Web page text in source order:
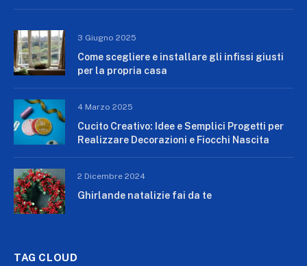
3 Giugno 2025
Come scegliere e installare gli infissi giusti
per la propria casa
4 Marzo 2025
Cucito Creativo: Idee e Semplici Progetti per
Realizzare Decorazioni e Fiocchi Nascita
2 Dicembre 2024
Ghirlande natalizie fai da te
TAG CLOUD